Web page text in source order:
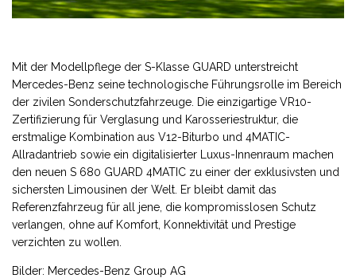
Mit der Modellpflege der S-Klasse GUARD unterstreicht
Mercedes-Benz seine technologische Führungsrolle im Bereich
der zivilen Sonderschutzfahrzeuge. Die einzigartige VR10-
Zertifizierung für Verglasung und Karosseriestruktur, die
erstmalige Kombination aus V12-Biturbo und 4MATIC-
Allradantrieb sowie ein digitalisierter Luxus-Innenraum machen
den neuen S 680 GUARD 4MATIC zu einer der exklusivsten und
sichersten Limousinen der Welt. Er bleibt damit das
Referenzfahrzeug für all jene, die kompromisslosen Schutz
verlangen, ohne auf Komfort, Konnektivität und Prestige
verzichten zu wollen.
Bilder: Mercedes-Benz Group AG